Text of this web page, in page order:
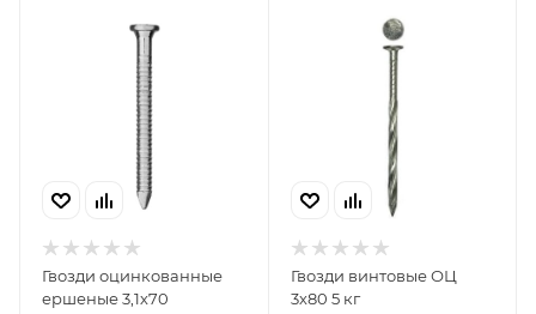
Гвозди оцинкованные
ершеные 3,1х70
Гвозди винтовые ОЦ
3х80 5 кг